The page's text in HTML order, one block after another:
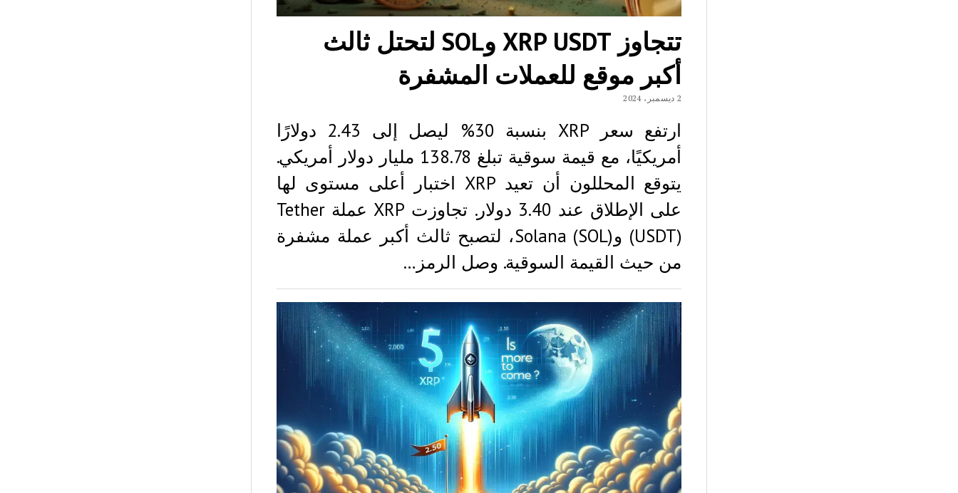
تتجاوز XRP USDT وSOL لتحتل ثالث
أكبر موقع للعملات المشفرة
2 ديسمبر، 2024
ارتفع سعر XRP بنسبة 30% ليصل إلى 2.43 دولارًا
أمريكيًا، مع قيمة سوقية تبلغ 138.78 مليار دولار أمريكي.
يتوقع المحللون أن تعيد XRP اختبار أعلى مستوى لها
على الإطلاق عند 3.40 دولار. تجاوزت XRP عملة Tether
(USDT) وSolana (SOL)، لتصبح ثالث أكبر عملة مشفرة
من حيث القيمة السوقية. وصل الرمز…